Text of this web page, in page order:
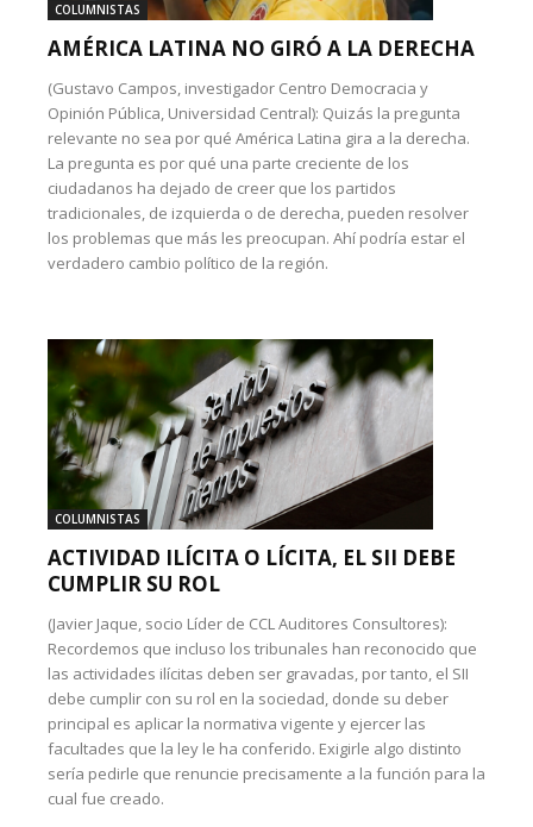
COLUMNISTAS
AMÉRICA LATINA NO GIRÓ A LA DERECHA
(Gustavo Campos, investigador Centro Democracia y
Opinión Pública, Universidad Central): Quizás la pregunta
relevante no sea por qué América Latina gira a la derecha.
La pregunta es por qué una parte creciente de los
ciudadanos ha dejado de creer que los partidos
tradicionales, de izquierda o de derecha, pueden resolver
los problemas que más les preocupan. Ahí podría estar el
verdadero cambio político de la región.
COLUMNISTAS
ACTIVIDAD ILÍCITA O LÍCITA, EL SII DEBE
CUMPLIR SU ROL
(Javier Jaque, socio Líder de CCL Auditores Consultores):
Recordemos que incluso los tribunales han reconocido que
las actividades ilícitas deben ser gravadas, por tanto, el SII
debe cumplir con su rol en la sociedad, donde su deber
principal es aplicar la normativa vigente y ejercer las
facultades que la ley le ha conferido. Exigirle algo distinto
sería pedirle que renuncie precisamente a la función para la
cual fue creado.